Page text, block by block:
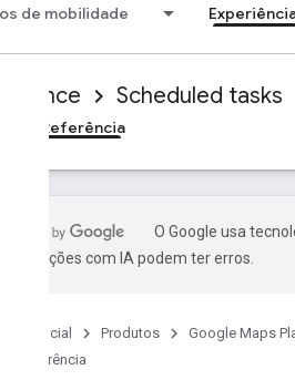
de mobilidade
Scheduled tasks
Referência
O Google usa
traduções com IA podem ter erros.
inicial Produtos Google Maps
Referência